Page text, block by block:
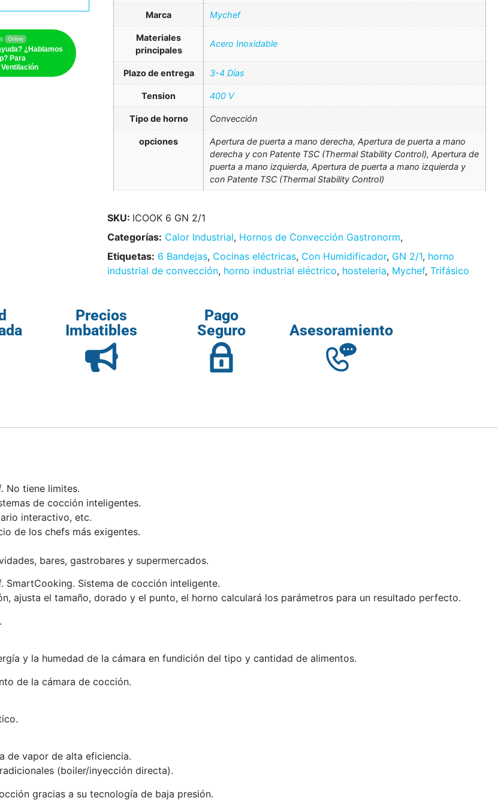
Online
¿Hablamos
Para
Marca Mychef
Materiales
principales
Acero Inoxidable
Plazo de entrega 3-4 Días
Tension 400 V
Tipo de horno Convección
opciones
Apertura de puerta a mano derecha, Apertura de puerta a mano
derecha y con Patente TSC (Thermal Stability Control), Apertura de
puerta a mano izquierda, Apertura de puerta a mano izquierda y
con Patente TSC (Thermal Stability Control)
SKU: ICOOK 6 GN 2/1
Categorías: Calor Industrial, Hornos de Convección Gastronorm,
Etiquetas: 6 Bandejas, Cocinas eléctricas, Con Humidificador, GN 2/1, horno
industrial de convección, horno industrial eléctrico, hosteleria, Mychef, Trifásico
Precios
Imbatibles
Pago
Seguro
Asesoramiento
No tiene limites.
de cocción inteligentes.
interactivo, etc.
de los chefs más exigentes.
bares, gastrobares y supermercados.
SmartCooking. Sistema de cocción inteligente.
ajusta el tamaño, dorado y el punto, el horno calculará los parámetros para un resultado perfecto.
y la humedad de la cámara en fundición del tipo y cantidad de alimentos.
de la cámara de cocción.
de vapor de alta eficiencia.
(boiler/inyección directa).
gracias a su tecnología de baja presión.